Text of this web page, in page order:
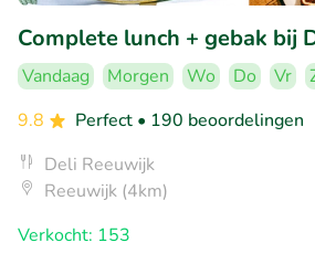
Complete lunch + gebak bij
Vandaag Morgen Wo Do Vr
9.8
Perfect • 190 beoordelingen
Deli Reeuwijk
Reeuwijk (4km)
Verkocht: 153